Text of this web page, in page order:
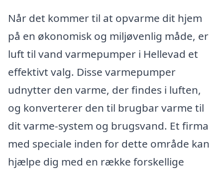
Når det kommer til at opvarme dit hjem
på en økonomisk og miljøvenlig måde, er
luft til vand varmepumper i Hellevad et
effektivt valg. Disse varmepumper
udnytter den varme, der findes i luften,
og konverterer den til brugbar varme til
dit varme-system og brugsvand. Et firma
med speciale inden for dette område kan
hjælpe dig med en række forskellige